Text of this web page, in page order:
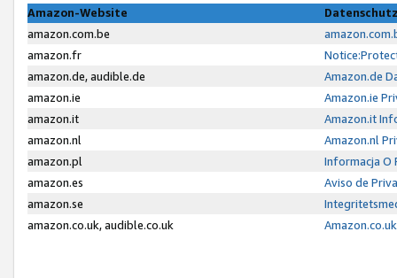
Amazon-Website
amazon.com.be
amazon.fr
amazon.de, audible.de
Amazon.de
amazon.ie
Amazon.ie
amazon.it
Amazon.it
amazon.nl
Amazon.nl
amazon.pl
Informacja O
amazon.es
Aviso de
amazon.se
amazon.co.uk, audible.co.uk